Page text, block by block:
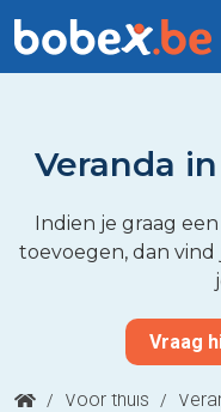
Veranda
Indien je graag
toevoegen, dan
Vraag
/ Voor thuis /